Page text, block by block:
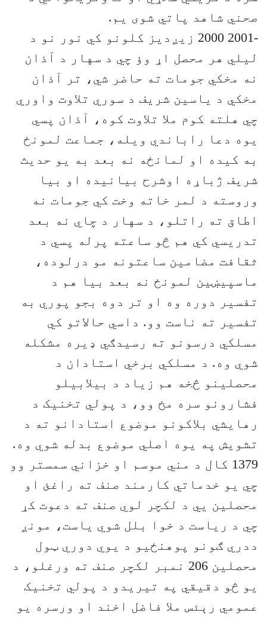
صحني شاهد پاتي شوی یم.
-2001 2000 زیږدیز کلونو کي نور نو د
لیلي هر محصل اړ وؤ چي د سهار د آذان
نه مخکي جومات ته حاضر شي، تر آذان
مخکي د یاسین شریف د سوري تلاوت واوري
چي هلته کوم ملا تلاوت کوه، آذان پسي
یوه دعا راباندي ویله، جماعت لمونځ
به کیده او لمانځه نه بعد به یو حدیث
شریف ژباړه اوشرح بیانیده او بیا
وروسته د لمر خاته وخت کي جومات نه
اطاق ته راتلو، د سهار د چاي نه بعد
تدریسي کي هم څو ساعته پرله پسي د
ثقافت مضامین ساعتونه مو درلوده،
ماسپیښین لمونځ نه بعد بیا هم د
تفسیر دوره وه او تر دوه بجو پوري به
تفسیر ته ناست وو. داسي حالاتو کي
مسلکي درسونو ته رسیدګي ډیره مشکله
شوي وه. د مسلکي برخي استادان د
محصلینو څخه هم زیاد د بیلابیلو
فشارونو سره مخ وو، د پولي تخنیک د
رهایشي بلاکونو موضوع استادانو ته د
تشویش په یوه اصلي موضوع بدله شوي وه.
1379 کال د مني موسم او خزاني سمستر وو
چي یو خدماتي کارمند صنف ته راغئ او
محصلین يي د لکچر لوي صنف ته دعوت کړ
چي د ریاست د خوا بلل شوي یاست، مونږ
ددري ګونو پوهنځیو د یوي دوري ټول
محصلین 206 نمبر لکچر صنف ته ورغلو، د
یو څو دقیقي په تیریدو د پولي تخنیک
عمومي رېئس ملا فاضل اخند او ورسره یو